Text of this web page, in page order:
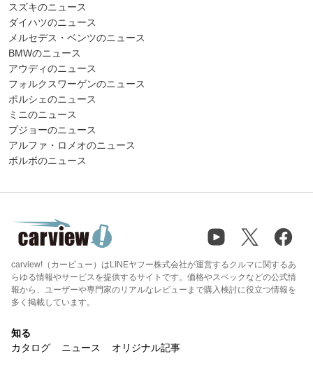
スズキのニュース
ダイハツのニュース
メルセデス・ベンツのニュース
BMWのニュース
アウディのニュース
フォルクスワーゲンのニュース
ポルシェのニュース
ミニのニュース
プジョーのニュース
アルファ・ロメオのニュース
ボルボのニュース
carview!（カービュー）はLINEヤフー株式会社が運営するクルマに関するあ
らゆる情報やサービスを提供するサイトです。価格やスペックなどの公式情
報から、ユーザーや専門家のリアルなレビューまで購入検討に役立つ情報を
多く掲載しています。
知る
カタログ
ニュース オリジナル記事